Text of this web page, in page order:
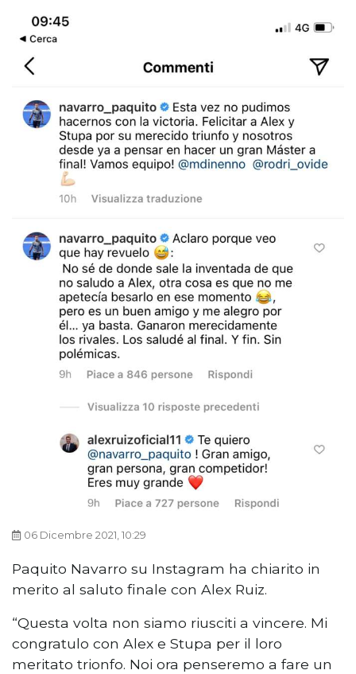
06 Dicembre 2021, 10:29
Paquito Navarro su Instagram ha chiarito in
merito al saluto finale con Alex Ruiz.
“Questa volta non siamo riusciti a vincere. Mi
congratulo con Alex e Stupa per il loro
meritato trionfo. Noi ora penseremo a fare un